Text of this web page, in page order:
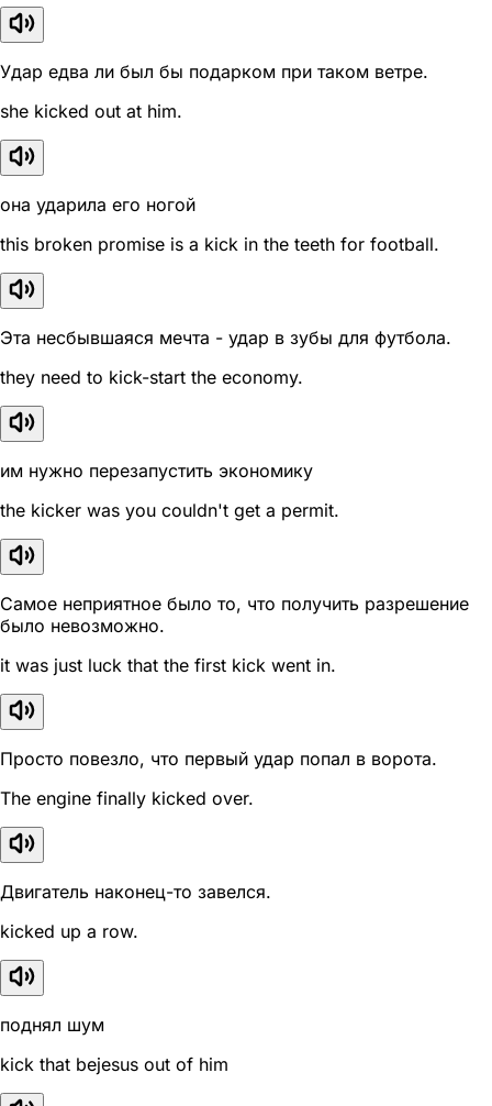
Удар едва ли был бы подарком при таком ветре.
she kicked out at him.
она ударила его ногой
this broken promise is a kick in the teeth for football.
Эта несбывшаяся мечта - удар в зубы для футбола.
they need to kick-start the economy.
им нужно перезапустить экономику
the kicker was you couldn't get a permit.
Самое неприятное было то, что получить разрешение
было невозможно.
it was just luck that the first kick went in.
Просто повезло, что первый удар попал в ворота.
The engine finally kicked over.
Двигатель наконец-то завелся.
kicked up a row.
поднял шум
kick that bejesus out of him